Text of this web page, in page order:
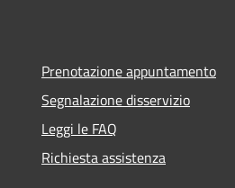
Prenotazione appuntamento
Segnalazione disservizio
Leggi le FAQ
Richiesta assistenza